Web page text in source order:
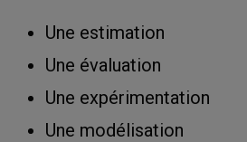
Une estimation
Une évaluation
Une expérimentation
Une modélisation